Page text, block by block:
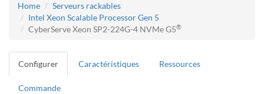
Home
Serveurs rackables
Intel Xeon Scalable Processor Gen 5
CyberServe Xeon SP2-224G-4 NVMe G5®
Configurer Caractéristiques Ressources
Commande